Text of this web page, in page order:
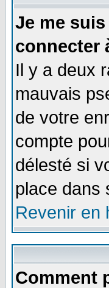
Je me
connecter
Il y a deux
mauvais
de votre
compte
délesté si
place dans
Revenir en
Comment